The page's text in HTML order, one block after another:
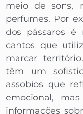
meio de sons,
perfumes. Por
dos pássaros é
cantos que
marcar
têm um
assobios que
emocional,
informações